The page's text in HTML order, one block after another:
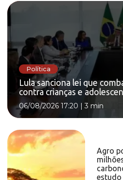
Política
Lula sanciona lei que
contra crianças e
06/08/2026 17:20 |3 min
Agro
estudo